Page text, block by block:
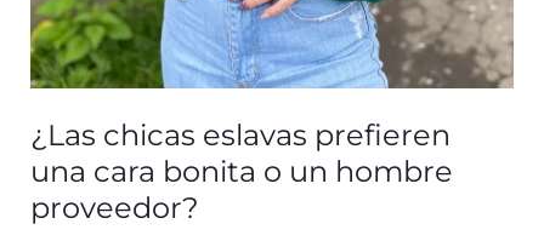
¿Las chicas eslavas prefieren
una cara bonita o un hombre
proveedor?